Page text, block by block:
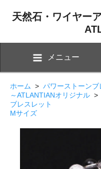
天然石・ワイヤー
メニュー
ホーム > パワーストーンブ
～ATLANTIANオリジナル >
ブレスレット
Mサイズ